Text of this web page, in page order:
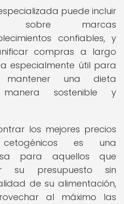
puede incluir
sobre marcas
confiables, y
compras a largo
especialmente útil para
mantener una dieta
sostenible y
los mejores precios
es una
para aquellos que
su presupuesto sin
de su alimentación,
al máximo las